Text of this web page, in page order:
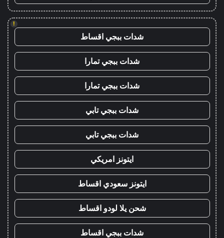
!
شدات ببجي اقساط
شدات ببجي تمارا
شدات ببجي تمارا
شدات ببجي تابي
شدات ببجي تابي
ايتونز امريكي
ايتونز سعودي اقساط
شحن يلا لودو اقساط
شدات ببجي اقساط